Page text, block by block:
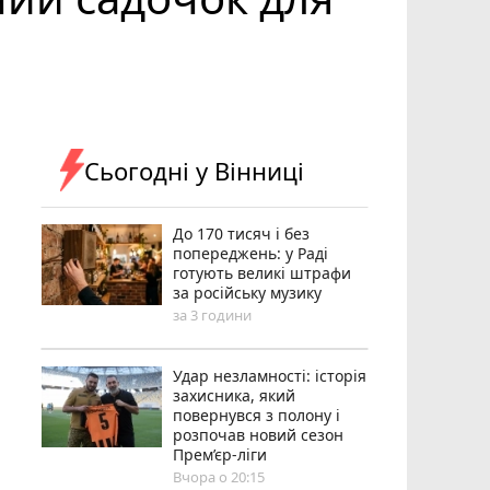
Сьогодні у Вінниці
До 170 тисяч і без
попереджень: у Раді
готують великі штрафи
за російську музику
за 3 години
Удар незламності: історія
захисника, який
повернувся з полону і
розпочав новий сезон
Прем’єр-ліги
Вчора о 20:15